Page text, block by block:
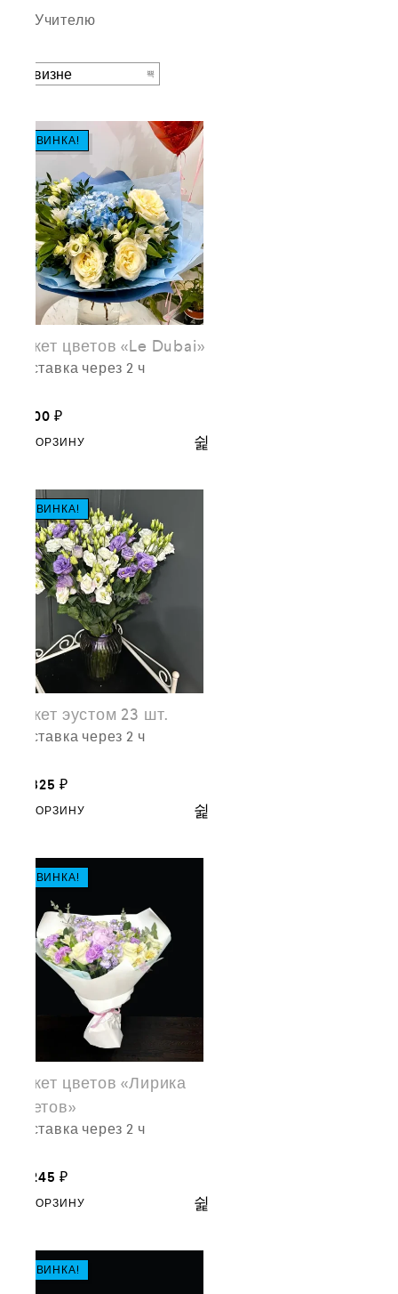
Учителю
НОВИНКА!
Букет цветов «Le Dubai»
доставка через 2 ч
9,700 ₽
В КОРЗИНУ
НОВИНКА!
Букет эустом 23 шт.
доставка через 2 ч
17,825 ₽
В КОРЗИНУ
НОВИНКА!
Букет цветов «Лирика
цветов»
доставка через 2 ч
12,245 ₽
В КОРЗИНУ
НОВИНКА!